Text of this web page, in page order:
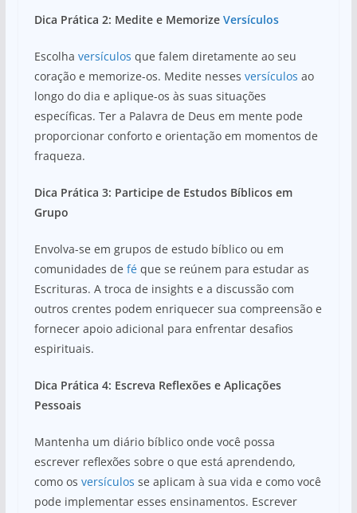
Dica Prática 2: Medite e Memorize Versículos
Escolha versículos que falem diretamente ao seu
coração e memorize-os. Medite nesses versículos ao
longo do dia e aplique-os às suas situações
específicas. Ter a Palavra de Deus em mente pode
proporcionar conforto e orientação em momentos de
fraqueza.
Dica Prática 3: Participe de Estudos Bíblicos em
Grupo
Envolva-se em grupos de estudo bíblico ou em
comunidades de féque se reúnem para estudar as
Escrituras. A troca de insights e a discussão com
outros crentes podem enriquecer sua compreensão e
fornecer apoio adicional para enfrentar desafios
espirituais.
Dica Prática 4: Escreva Reflexões e Aplicações
Pessoais
Mantenha um diário bíblico onde você possa
escrever reflexões sobre o que está aprendendo,
como os versículos se aplicam à sua vida e como você
pode implementar esses ensinamentos. Escrever